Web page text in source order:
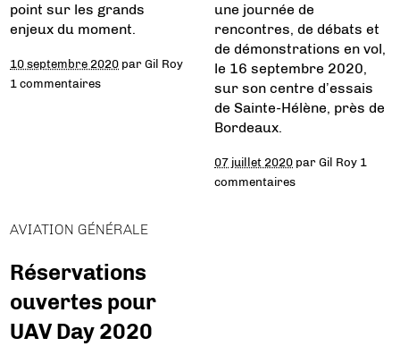
point sur les grands
enjeux du moment.
10 septembre 2020 parGil Roy
1 commentaires
une journée de
rencontres, de débats et
de démonstrations en vol,
le 16 septembre 2020,
sur son centre d’essais
de Sainte-Hélène, près de
Bordeaux.
07 juillet 2020 parGil Roy 1
commentaires
AVIATION GÉNÉRALE
Réservations
ouvertes pour
UAV Day 2020